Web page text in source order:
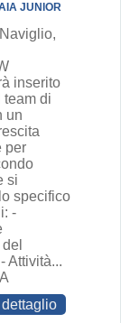
JUNIOR
inserito
team di
un
per
si
specifico
-
Attività...